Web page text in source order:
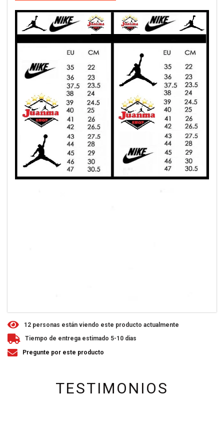
1 2 personas están viendo este producto actualmente
Tiempo de entrega estimado 5-10 dias
Pregunte por este producto
TESTIMONIOS